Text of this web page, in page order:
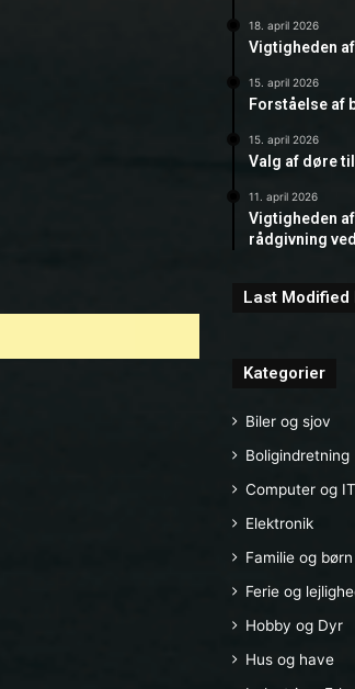
18. april 2026
Vigtigheden
15. april 2026
Forståelse af
15. april 2026
Valg af døre
11. april 2026
Vigtigheden
rådgivning
Last Modified
Kategorier
Biler og sjov
Boligindretning
Computer og IT
Elektronik
Familie og børn
Ferie og
Hobby og Dyr
Hus og have